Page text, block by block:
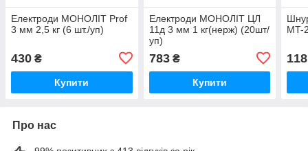
Електроди МОНОЛІТ Prof
3 мм 2,5 кг (6 шт./уп)
430 ₴
Купити
Електроди МОНОЛІТ ЦЛ
11д 3 мм 1 кг(нерж) (20шт/
уп)
783₴
Купити
MT-
118
Про нас